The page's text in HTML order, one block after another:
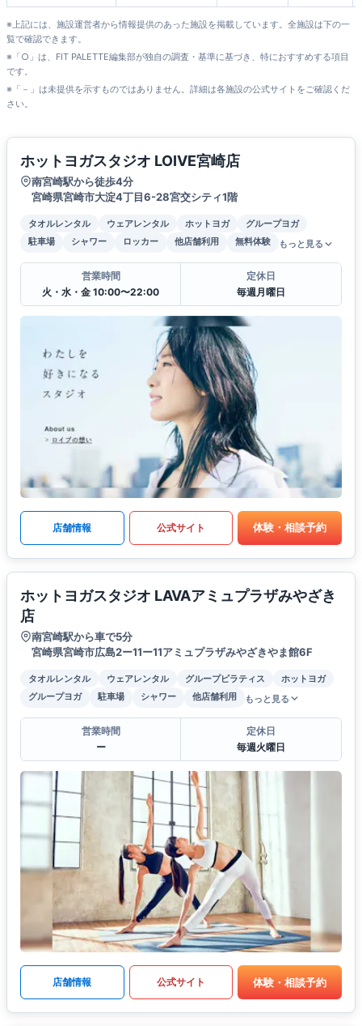
※上記には、施設運営者から情報提供のあった施設を掲載しています。全施設は下の一
覧で確認できます。
※「○」は、FIT PALETTE編集部が独自の調査・基準に基づき、特におすすめする項目
です。
※「－」は未提供を示すものではありません。詳細は各施設の公式サイトをご確認くだ
さい。
ホットヨガスタジオ LOIVE宮崎店
南宮崎駅から徒歩4分
宮崎県宮崎市大淀4丁目6-28宮交シティ1階
タオルレンタル ウェアレンタル ホットヨガ
グループヨガ
駐車場
シャワー ロッカー 他店舗利用 無料体験 もっと見る
営業時間
火・水・金 10:00〜22:00
定休日
毎週月曜日
店舗情報 公式サイト 体験・相談予約
ホットヨガスタジオ LAVAアミュプラザみやざき
店
南宮崎駅から車で5分
宮崎県宮崎市広島2ー11ー11アミュプラザみやざきやま館6F
タオルレンタル ウェアレンタル グループピラティス
ホットヨガ
グループヨガ
駐車場 シャワー 他店舗利用 もっと見る
営業時間
ー
定休日
毎週火曜日
店舗情報 公式サイト 体験・相談予約